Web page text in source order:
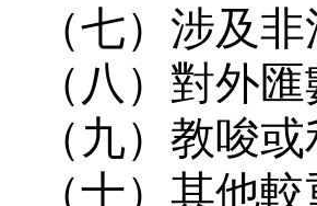
（七）涉及
（八）對外
（九）教唆
（十）其他